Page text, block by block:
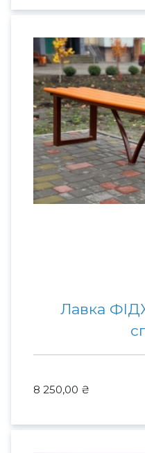
Лавка
8 250,00 ₴